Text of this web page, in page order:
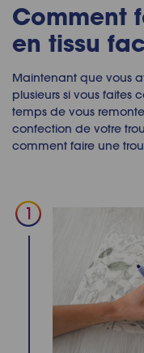
Comment
en tissu
Maintenant que vous
plusieurs si vous faites
temps de vous
confection de votre
comment faire une